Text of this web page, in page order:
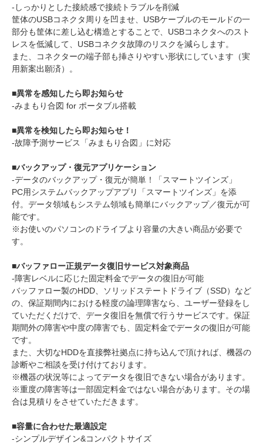
-しっかりとした接続感で接続トラブルを削減
筐体のUSBコネクタ周りを凹ませ、USBケーブルのモールドの一
部分も筐体に差し込む構造とすることで、USBコネクタへのスト
レスを低減して、USBコネクタ故障のリスクを減らします。
また、コネクターの端子部も挿さりやすい形状にしています（実
用新案出願済）。
■異常を感知したら即お知らせ
-みまもり合図 for ポータブル搭載
■異常を検知したら即お知らせ！
-故障予測サービス「みまもり合図」に対応
■バックアップ・復元アプリケーション
-データのバックアップ・復元が簡単！「スマートツインズ」
PC用システムバックアップアプリ「スマートツインズ」を添
付。データ領域もシステム領域も簡単にバックアップ／復元が可
能です。
※お使いのパソコンのドライブより容量の大きい商品が必要で
す。
■バッファロー正規データ復旧サービス対象商品
-障害レベルに応じた固定料金でデータの復旧が可能
バッファロー製のHDD、ソリッドステートドライブ（SSD）など
の、保証期間内における軽度の論理障害なら、ユーザー登録をし
ていただくだけで、データ復旧を無償で行うサービスです。保証
期間外の障害や中度の障害でも、固定料金でデータの復旧が可能
です。
また、大切なHDDを直接弊社拠点に持ち込んで頂ければ、機器の
診断やご相談を受け付けております。
※機器の状況等によってデータを復旧できない場合があります。
※重度の障害等は一部固定料金ではない場合があります。その場
合は見積りをさせていただきます。
■容量に合わせた最適設定
-シンプルデザイン&コンパクトサイズ